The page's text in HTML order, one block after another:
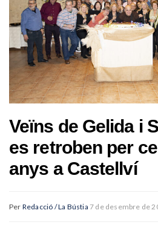
Veïns de Gelida i
es retroben per
anys a Castellví
Per Redacció / La Bústia 7 de desembre de